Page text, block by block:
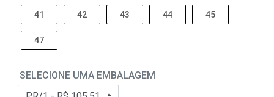
41 42 43 44 45
47
SELECIONE UMA EMBALAGEM